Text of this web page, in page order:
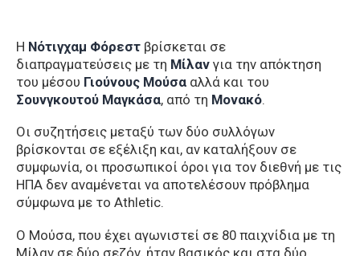
Η Νότιγχαμ Φόρεστ βρίσκεται σε
διαπραγματεύσεις με τη Μίλαν για την απόκτηση
του μέσου Γιούνους Μούσα αλλά και του
Σουνγκουτού Μαγκάσα, από τη Μονακό.
Οι συζητήσεις μεταξύ των δύο συλλόγων
βρίσκονται σε εξέλιξη και, αν καταλήξουν σε
συμφωνία, οι προσωπικοί όροι για τον διεθνή με τις
ΗΠΑ δεν αναμένεται να αποτελέσουν πρόβλημα
σύμφωνα με το Athletic.
Ο Μούσα, που έχει αγωνιστεί σε 80 παιχνίδια με τη
Μίλαν σε δύο σεζόν, ήταν βασικός και στα δύο